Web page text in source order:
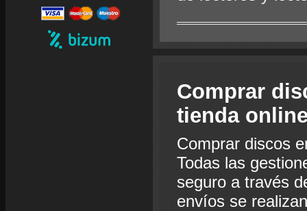
Comprar
tienda
Comprar discos
Todas las
seguro a través
envíos se